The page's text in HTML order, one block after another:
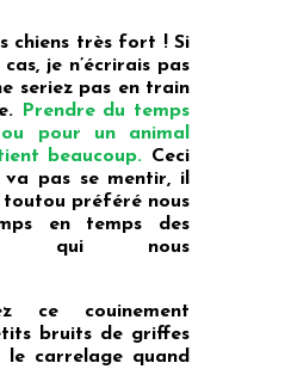
chiens très fort ! Si
je n’écrirais pas
seriez pas en train
Prendre du temps
ou pour un animal
beaucoup. Ceci
pas se mentir, il
préféré nous
en temps des
qui nous
ce couinement
bruits de griffes
le carrelage quand